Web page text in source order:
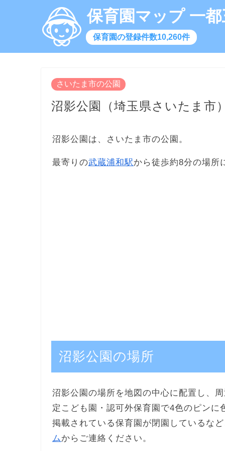
保育園マップ 一
保育園の登録件数10,260件
さいたま市の公園
沼影公園（埼玉県さいたま市
沼影公園は、さいたま市の公園。
最寄りの武蔵浦和駅から徒歩約8分の場所
沼影公園の場所
沼影公園の場所を地図の中心に配置し、
定こども園・認可外保育園で4色のピンに
掲載されている保育園が閉園しているな
ム からご連絡ください。